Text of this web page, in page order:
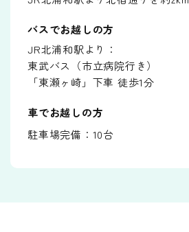
バスでお越しの方
JR北浦和駅より：
東武バス（市立病院行き）
「東瀬ヶ崎」下車 徒歩1分
車でお越しの方
駐車場完備：10台